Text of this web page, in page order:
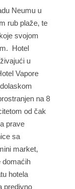
Neumu u
rub plaže, te
svojom
Hotel
u
Vapore
na 8
od čak
prave
sa
market,
domaćih
hotela
predivno